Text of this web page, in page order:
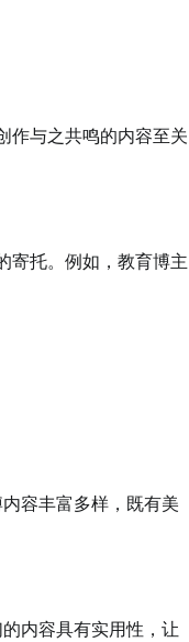
作与之共鸣的内容至关
寄托。例如，教育博主
容丰富多样，既有美
内容具有实用性，让